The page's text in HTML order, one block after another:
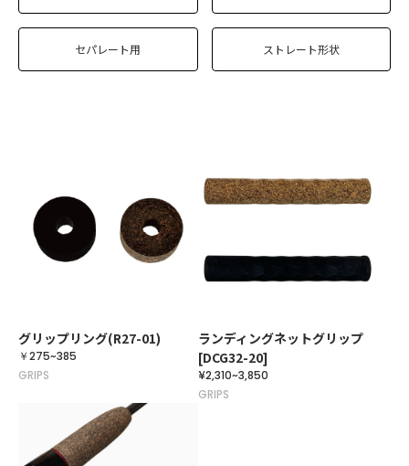
セパレート用 ストレート形状
グリップリング(R27-01)
￥275~385
GRIPS
ランディングネットグリップ
[DCG32-20]
¥2,310~3,850
GRIPS